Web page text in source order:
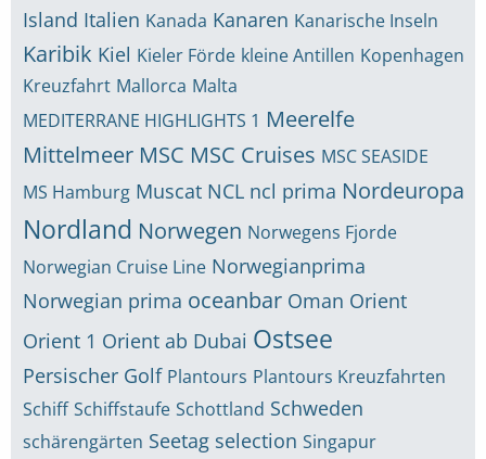
Island Italien Kanada Kanaren Kanarische Inseln
Karibik Kiel Kieler Förde kleine Antillen Kopenhagen
Kreuzfahrt Mallorca Malta
MEDITERRANE HIGHLIGHTS 1 Meerelfe
Mittelmeer MSC MSC Cruises MSC SEASIDE
MS Hamburg Muscat NCL ncl prima Nordeuropa
Nordland Norwegen Norwegens Fjorde
Norwegian Cruise Line Norwegianprima
Norwegian prima oceanbar Oman Orient
Orient 1 Orient ab Dubai Ostsee
Persischer Golf Plantours Plantours Kreuzfahrten
Schiff Schiffstaufe Schottland Schweden
schärengärten Seetag selection Singapur